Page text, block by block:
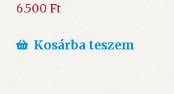
6.500 Ft
Kosárba teszem